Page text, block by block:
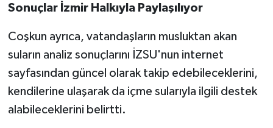
Sonuçlar İzmir Halkıyla Paylaşılıyor
Coşkun ayrıca, vatandaşların musluktan akan
suların analiz sonuçlarını İZSU'nun internet
sayfasından güncel olarak takip edebileceklerini,
kendilerine ulaşarak da içme sularıyla ilgili destek
alabileceklerini belirtti.